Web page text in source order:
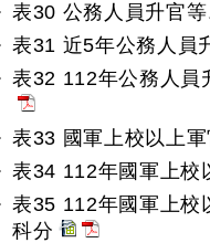
表30 公務人員升官
表31 近5年公務人員
表32 112年公務人員
表33 國軍上校以上
表34 112年國軍上校
表35 112年國軍上校
科分